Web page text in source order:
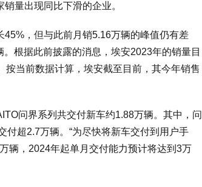
量出现同比下滑的企业。
，但与此前月销5.16万辆的峰值仍有差
根据此前披露的消息，埃安2023年的销量目
当前数据计算，埃安截至目前，其今年销售
问界系列共交付新车约1.88万辆。其中，问
超2.7万辆。“为尽快将新车交付到用户手
辆，2024年起单月交付能力预计将达到3万